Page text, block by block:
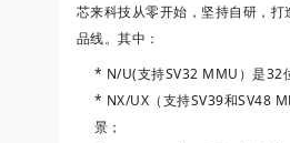
芯来科技从零开始，坚持自研，
品线。 其中：
* N/U(支持SV32 MMU）是32
* NX/UX（支持SV39和SV48
景；